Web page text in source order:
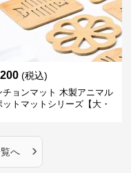
(税込)
チョンマット 木製アニマル
ットマットシリーズ【大・
へ ›